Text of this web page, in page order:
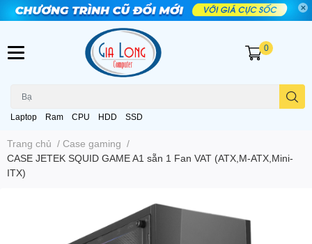
Laptop Ram CPU HDD SSD
0
Trang chủ / Case gaming /
CASE JETEK SQUID GAME A1 sẵn 1 Fan VAT (ATX,M-ATX,Mini-
ITX)